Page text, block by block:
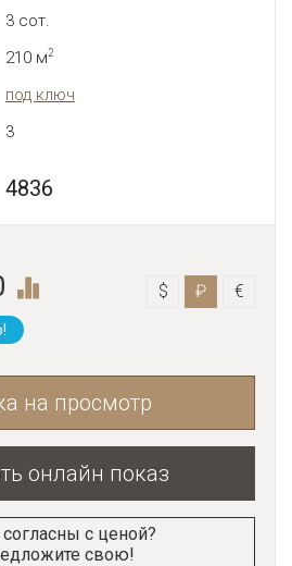
3 сот.
210 м2
под ключ
3
4836
$ ₽ €
на просмотр
онлайн показ
с ценой?
свою!